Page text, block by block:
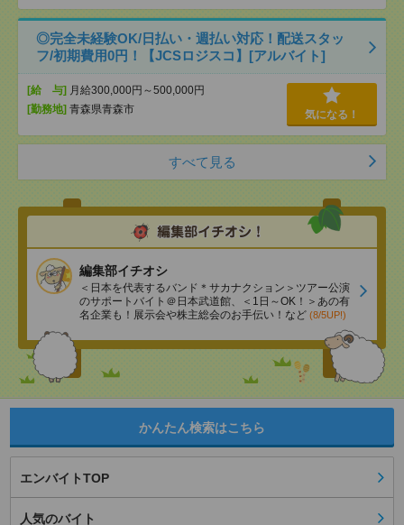
◎完全未経験OK/日払い・週払い対応！配送スタッ
フ/初期費用0円！【JCSロジスコ】[アルバイト]
[給 与] 月給300,000円～500,000円
[勤務地] 青森県青森市 気になる！
すべて見る
編集部イチオシ
＜日本を代表するバンド＊サカナクション＞ツアー公演
のサポートバイト＠日本武道館、＜1日～OK！＞あの有
名企業も！展示会や株主総会のお手伝い！など (8/5UP!)
かんたん検索はこちら
エンバイトTOP
人気のバイト